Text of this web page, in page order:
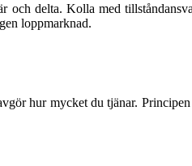
delta. Kolla med
loppmarknad.
hur mycket du tjänar.